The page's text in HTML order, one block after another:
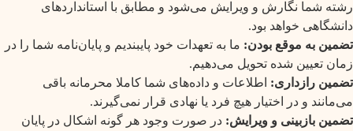
رشته شما نگارش و ویرایش می‌شود و مطابق با استانداردهای
دانشگاهی خواهد بود.
تضمین به موقع بودن: ما به تعهدات خود پایبندیم و پایان‌نامه شما را در
زمان تعیین شده تحویل می‌دهیم.
تضمین رازداری: اطلاعات و داده‌های شما کاملا محرمانه باقی
می‌مانند و در اختیار هیچ فرد یا نهادی قرار نمی‌گیرند.
تضمین بازبینی و ویرایش: در صورت وجود هر گونه اشکال در پایان